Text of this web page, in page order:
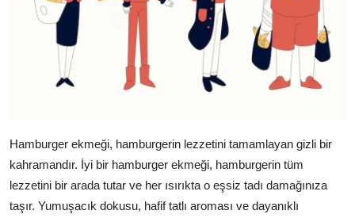
Hamburger ekmeği, hamburgerin lezzetini tamamlayan gizli bir
kahramandır. İyi bir hamburger ekmeği, hamburgerin tüm
lezzetini bir arada tutar ve her ısırıkta o eşsiz tadı damağınıza
taşır. Yumuşacık dokusu, hafif tatlı aroması ve dayanıklı